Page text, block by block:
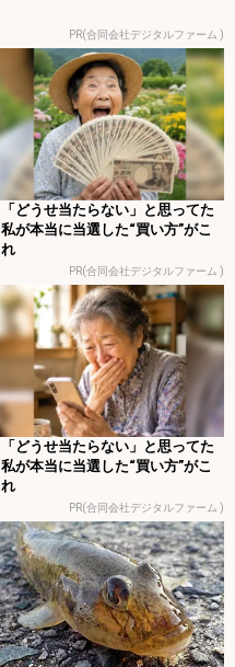
PR(合同会社デジタルファーム )
「どうせ当たらない」と思ってた
私が本当に当選した“買い方”がこ
れ
PR(合同会社デジタルファーム )
「どうせ当たらない」と思ってた
私が本当に当選した“買い方”がこ
れ
PR(合同会社デジタルファーム )